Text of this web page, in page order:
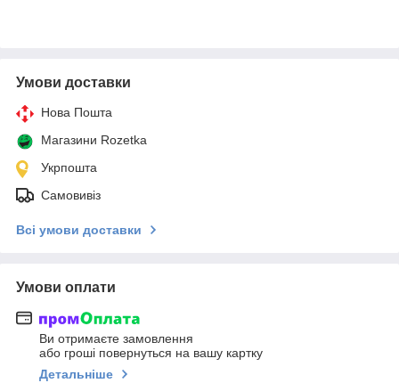
Умови доставки
Нова Пошта
Магазини Rozetka
Укрпошта
Самовивіз
Всі умови доставки
Умови оплати
Ви отримаєте замовлення
або гроші повернуться на вашу картку
Детальніше